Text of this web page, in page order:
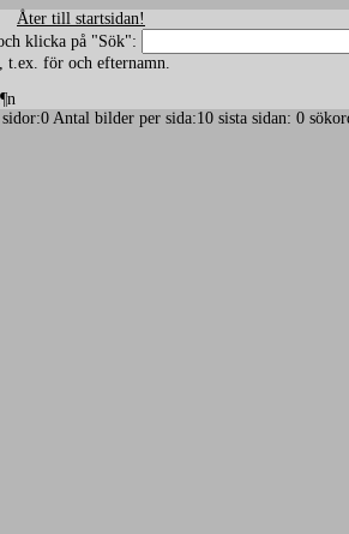
Åter till startsidan!
klicka på "Sök":
t.ex. för och efternamn.
Antal bilder per sida:10 sista sidan: 0